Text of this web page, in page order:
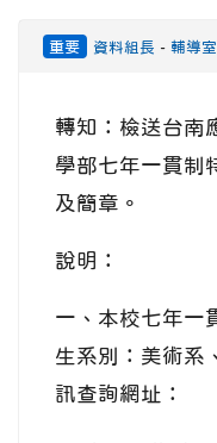
重要 資料組長 - 輔導
轉知：檢送台南
學部七年一貫制
及簡章。
說明：
一、本校七年一
生系別：美術系
訊查詢網址：